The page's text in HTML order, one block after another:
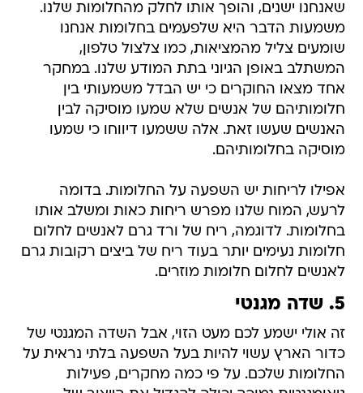
שאנחנו ישנים, והופך אותו לחלק מהחלומות שלנו.
משמעות הדבר היא שלפעמים בחלומות אנחנו
שומעים צליל מהמציאות, כמו צלצול טלפון,
המשתלב באופן הגיוני בתת המודע שלנו. במחקר
אחד מצאו החוקרים כי יש הבדל משמעותי בין
חלומותיהם של אנשים שלא שמעו מוסיקה לבין
האנשים שעשו זאת. אלה ששמעו דיווחו כי שמעו
מוסיקה בחלומותיהם.
אפילו לריחות יש השפעה על החלומות. בדומה
לרעש, המוח שלנו מפרש ריחות כאות ומשלב אותו
בחלומות. לדוגמה, ריח של ורד גרם לאנשים לחלום
חלומות נעימים יותר בעוד ריח של ביצים רקובות גרם
לאנשים לחלום חלומות מוזרים.
5. שדה מגנטי
זה אולי ישמע לכם מעט הזוי, אבל השדה המגנטי של
כדור הארץ עשוי להיות בעל השפעה בלתי נראית על
החלומות שלכם. על פי כמה מחקרים, פעילות